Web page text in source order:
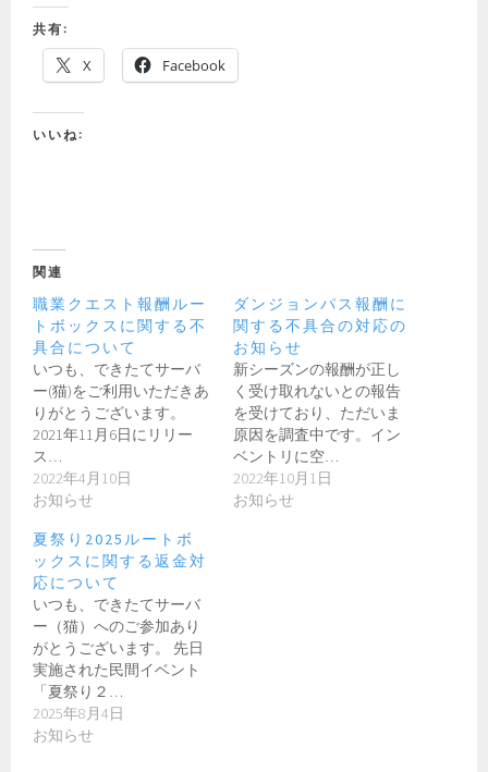
共有:
X Facebook
いいね:
関連
職業クエスト報酬ルー
トボックスに関する不
具合について
いつも、できたてサーバ
ー(猫)をご利用いただきあ
りがとうございます。
2021年11月6日にリリー
ス…
2022年4月10日
お知らせ
ダンジョンパス報酬に
関する不具合の対応の
お知らせ
新シーズンの報酬が正し
く受け取れないとの報告
を受けており、ただいま
原因を調査中です。イン
ベントリに空…
2022年10月1日
お知らせ
夏祭り2025ルートボ
ックスに関する返金対
応について
いつも、できたてサーバ
ー（猫）へのご参加あり
がとうございます。 先日
実施された民間イベント
「夏祭り２…
2025年8月4日
お知らせ